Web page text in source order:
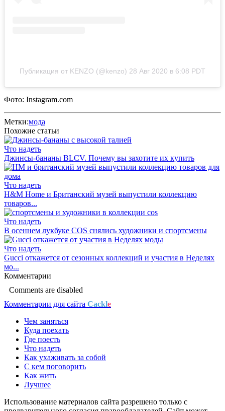
Публикация от KENZO (@kenzo) 28 Авг 2020 в 6:08 PDT
Фото: Instagram.com
Метки:мода
Похожие статьи
Что надеть
Джинсы-бананы BLCV. Почему вы захотите их купить
Что надеть
H&M Home и Британский музей выпустили коллекцию
товаров...
Что надеть
В осеннем лукбуке COS снялись художники и спортсмены
Что надеть
Gucci откажется от сезонных коллекций и участия в Неделях
мо...
Комментарии
Comments are disabled
Комментарии для сайта Cackle
Чем заняться
Куда поехать
Где поесть
Что надеть
Как ухаживать за собой
С кем поговорить
Как жить
Лучшее
Использование материалов сайта разрешено только с